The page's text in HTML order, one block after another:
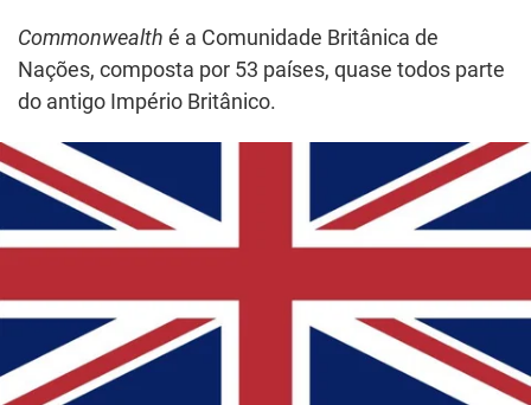
Commonwealth é a Comunidade Britânica de
Nações, composta por 53 países, quase todos parte
do antigo Império Britânico.